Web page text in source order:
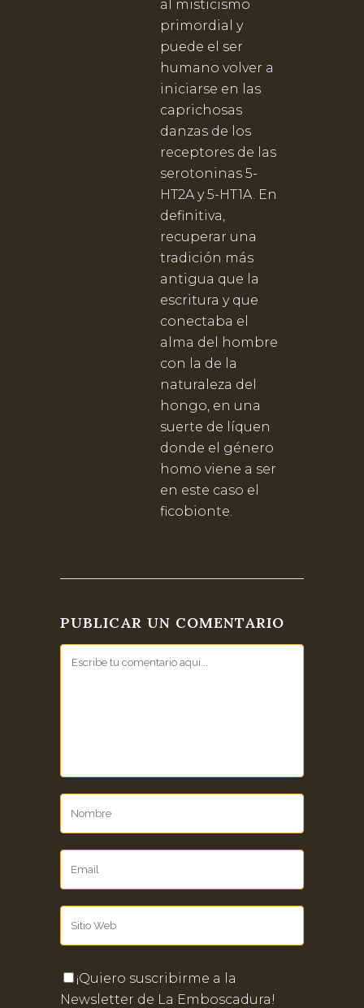
al misticismo
primordial y
puede el ser
humano volver a
iniciarse en las
caprichosas
danzas de los
receptores de las
serotoninas 5-
HT2A y 5-HT1A. En
definitiva,
recuperar una
tradición más
antigua que la
escritura y que
conectaba el
alma del hombre
con la de la
naturaleza del
hongo, en una
suerte de líquen
donde el género
homo viene a ser
en este caso el
ficobionte.
PUBLICAR UN COMENTARIO
¡Quiero suscribirme a la
Newsletter de La Emboscadura!